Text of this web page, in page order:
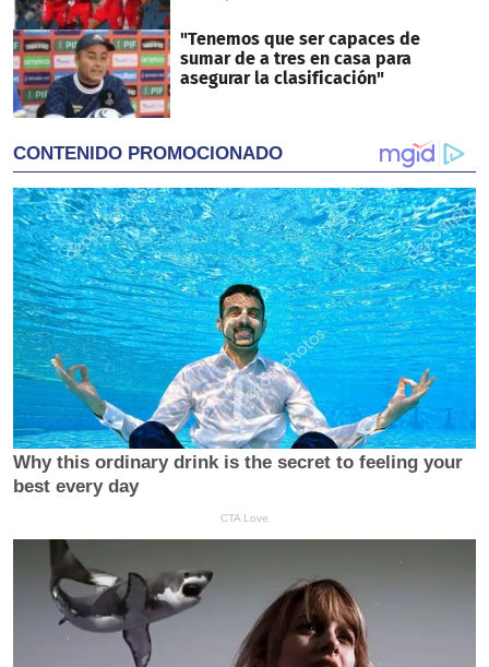
"Tenemos que ser capaces de
sumar de a tres en casa para
asegurar la clasificación"